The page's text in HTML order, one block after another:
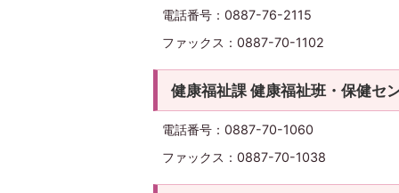
電話番号：0887-76-2115
ファックス：0887-70-1102
健康福祉課 健康福祉班・保健セ
電話番号：0887-70-1060
ファックス：0887-70-1038